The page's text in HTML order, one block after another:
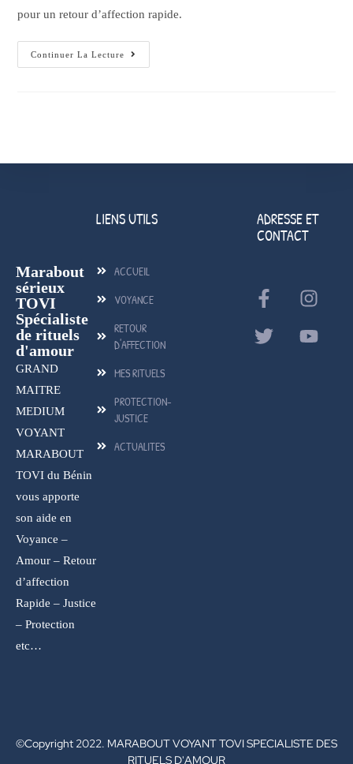
pour un retour d’affection rapide.
Continuer La Lecture
Marabout
sérieux
TOVI
Spécialiste
de rituels
d'amour
GRAND
MAITRE
MEDIUM
VOYANT
MARABOUT
TOVI du Bénin
vous apporte
son aide en
Voyance –
Amour – Retour
d’affection
Rapide – Justice
– Protection
etc…
LIENS UTILS
ACCUEIL
VOYANCE
RETOUR
D'AFFECTION
MES RITUELS
PROTECTION-
JUSTICE
ACTUALITES
ADRESSE ET
CONTACT
©Copyright 2022. MARABOUT VOYANT TOVI SPECIALISTE DES
RITUELS D'AMOUR